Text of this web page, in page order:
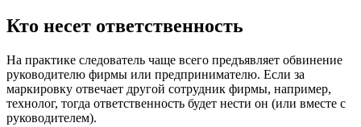
Кто несет ответственность
На практике следователь чаще всего предъявляет обвинение
руководителю фирмы или предпринимателю. Если за
маркировку отвечает другой сотрудник фирмы, например,
технолог, тогда ответственность будет нести он (или вместе с
руководителем).